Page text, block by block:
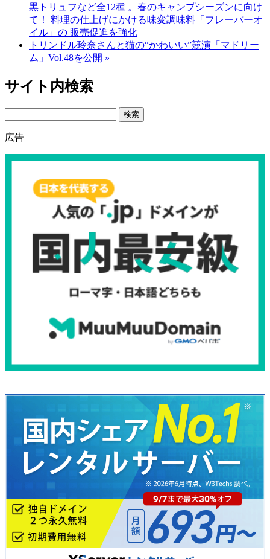
黒トリュフなど全12種 。春のキャンプシーズンに向け
て！ 料理の仕上げにかける味変調味料「フレーバーオ
イル」の 販売促進を強化
トリンドル玲奈さんと猫の“かわいい”競演「マドリー
ム」Vol.48を公開 »
サイト内検索
Search
広告